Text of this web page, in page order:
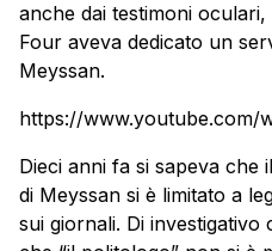
anche dai testimoni
Four aveva dedicato un
Meyssan.
https://www.youtube.com/
Dieci anni fa si sapeva che
di Meyssan si è limitato a
sui giornali. Di investigativo